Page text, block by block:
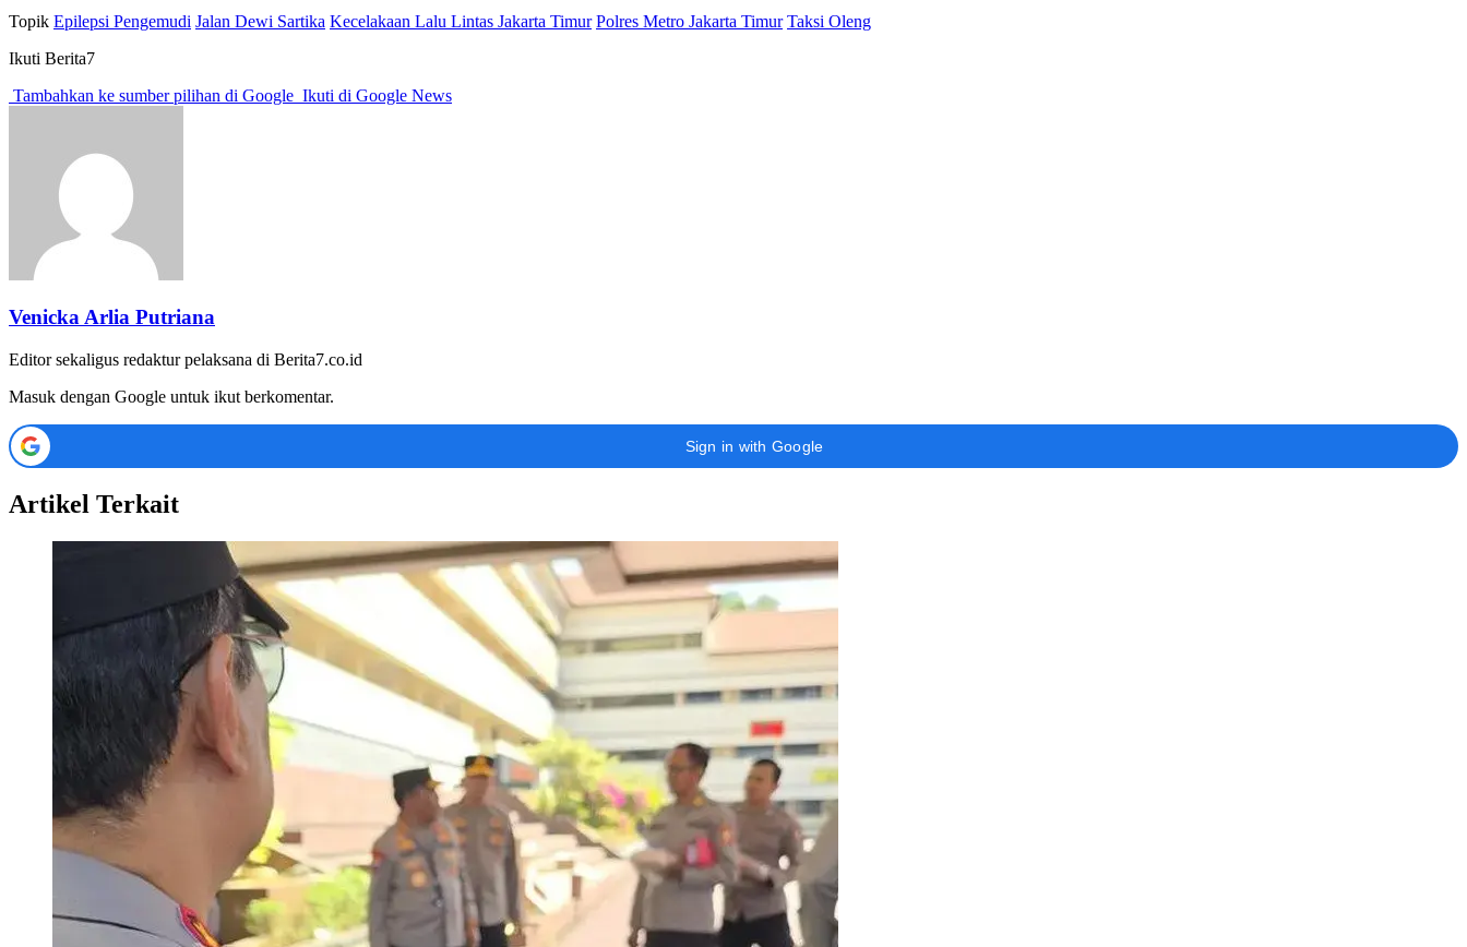
Topik Epilepsi Pengemudi Jalan Dewi Sartika Kecelakaan Lalu Lintas Jakarta Timur Polres Metro Jakarta Timur Taksi Oleng
Ikuti Berita7
Tambahkan ke sumber pilihan di Google Ikuti di Google News
Venicka Arlia Putriana
Editor sekaligus redaktur pelaksana di Berita7.co.id
Masuk dengan Google untuk ikut berkomentar.
Sign in with Google
Artikel Terkait